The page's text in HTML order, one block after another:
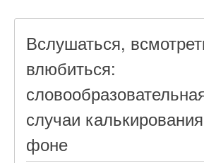
Вслушаться,
влюбиться:
случаи
фоне